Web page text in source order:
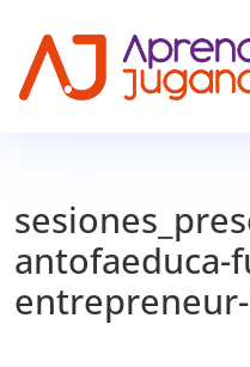
antofaeduca-